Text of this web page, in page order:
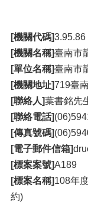
[機關代碼]3.95.86
[機關名稱]臺南市
[單位名稱]臺南市
[機關地址]719臺
[聯絡人]葉書銘先
[聯絡電話]
[傳真號碼]
[電子郵件信箱]
[標案案號]A189
[標案名稱]108年
約)